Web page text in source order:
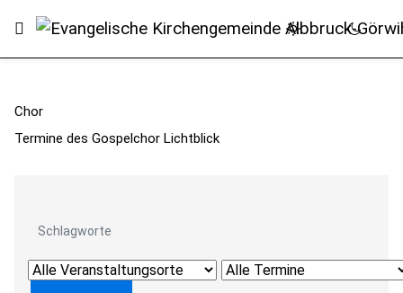
Chor
Termine des Gospelchor Lichtblick